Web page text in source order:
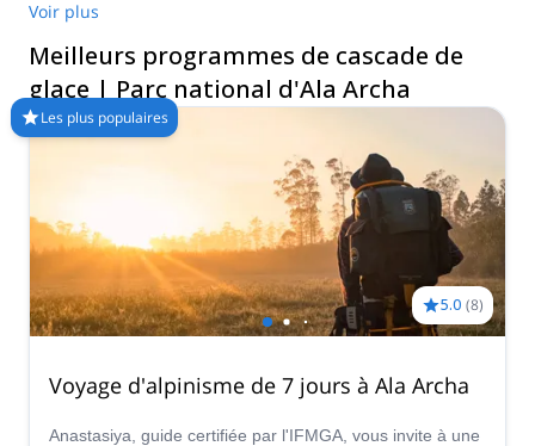
et plus de 8000 programmes différents à choisir. Faites votre
glace dans le parc national d'Ala Archa. Les montagnes vous
appellent !
Voir plus
Meilleurs programmes de cascade de
glace | Parc national d'Ala Archa
Les plus populaires
5.0 (8)
Voyage d'alpinisme de 7 jours à Ala Archa
Anastasiya, guide certifiée par l'IFMGA, vous invite à une